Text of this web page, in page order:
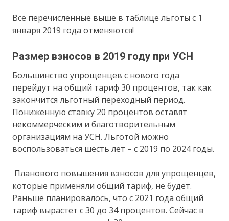
Все перечисленные выше в таблице льготы с 1
января 2019 года отменяются!
Размер взносов в 2019 году при УСН
Большинство упрощенцев с нового года
перейдут на общий тариф 30 процентов, так как
закончится льготный переходный период.
Пониженную ставку 20 процентов оставят
некоммерческим и благотворительным
организациям на УСН. Льготой можно
воспользоваться шесть лет – с 2019 по 2024 годы.
Планового повышения взносов для упрощенцев,
которые применяли общий тариф, не будет.
Раньше планировалось, что с 2021 года общий
тариф вырастет с 30 до 34 процентов. Сейчас в